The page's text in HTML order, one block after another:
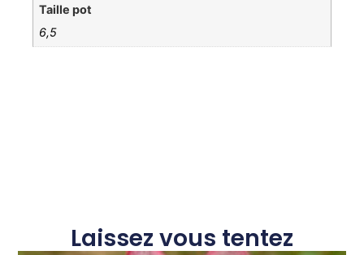
Taille pot
6,5
Laissez vous tentez